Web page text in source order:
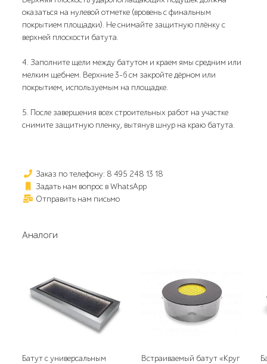
оказаться на нулевой отметке (вровень с финальным
покрытием площадки). Не снимайте защитную плёнку с
верхней плоскости батута.
4. Заполните щели между батутом и краем ямы средним или
мелким щебнем. Верхние 3-6 см закройте дёрном или
покрытием, используемым на площадке.
5. После завершения всех строительных работ на участке
снимите защитную пленку, вытянув шнур на краю батута.
Заказ по телефону: 8 495 248 13 18
Задать нам вопрос в WhatsApp
Отправить нам письмо
Аналоги
Батут с универсальным
Встраиваемый батут «Круг